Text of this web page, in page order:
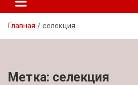
Главная селекция
Метка: селекция